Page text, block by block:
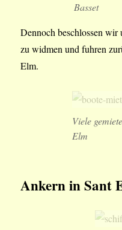
Basset
Dennoch beschlossen wir
zu widmen und fuhren
Elm.
Viele
Elm
Ankern in Sant